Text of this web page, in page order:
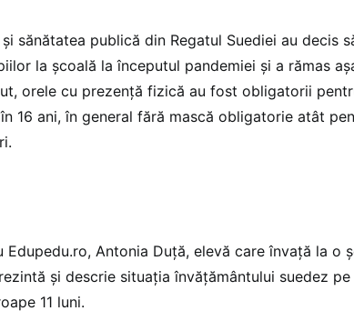
sănătatea publică din Regatul Suediei au decis
la școală la începutul pandemiei și a rămas
orele cu prezență fizică au fost obligatorii
16 ani, în general fără mască obligatorie atât
Edupedu.ro, Antonia Duță, elevă care învață la o
și descrie situația învățământului suedez pe
11 luni.